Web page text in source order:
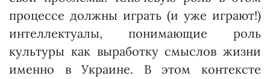
процессе должны играть (и уже играют!)
интеллектуалы, понимающие роль
культуры как выработку смыслов жизни
именно в Украине. В этом контексте